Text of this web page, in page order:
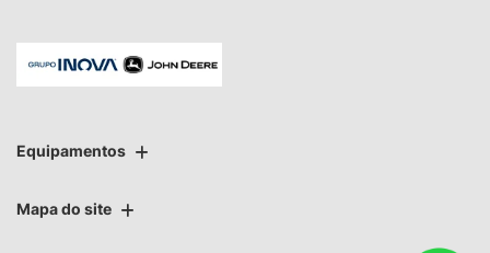
Equipamentos
Mapa do site